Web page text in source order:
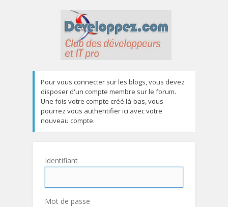
Pour vous connecter sur les blogs, vous devez
disposer d'un compte membre sur le forum.
Une fois votre compte créé là-bas, vous
pourrez vous authentifier ici avec votre
nouveau compte.
Identifiant
Mot de passe